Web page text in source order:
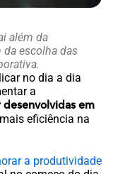
além da
escolha das
no dia a dia
a
desenvolvidas em
eficiência na
a produtividade